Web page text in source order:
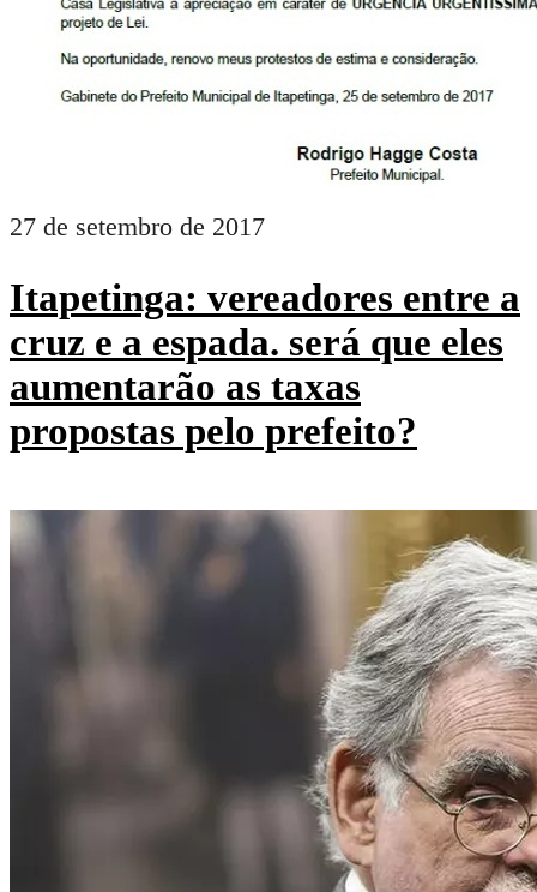
27 de setembro de 2017
Itapetinga: vereadores entre a
cruz e a espada. será que eles
aumentarão as taxas
propostas pelo prefeito?